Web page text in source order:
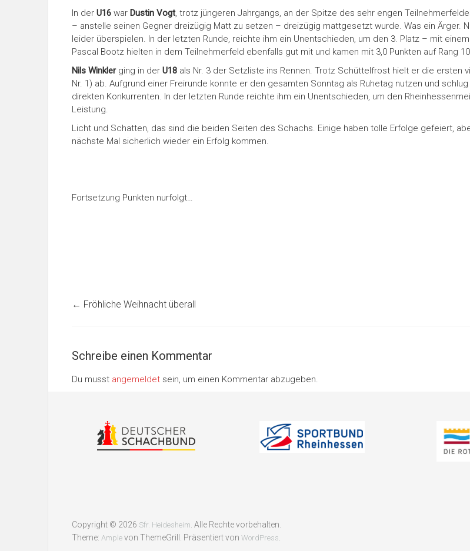
In der U16 war Dustin Vogt, trotz jüngeren Jahrgangs, an der Spitze des sehr engen
– anstelle seinen Gegner dreizügig Matt zu setzen – dreizügig mattgesetzt wurde. Was ein Ärger.
leider überspielen. In der letzten Runde, reichte ihm ein Unentschieden, um den 3. Platz – mit
Pascal Bootz hielten in dem Teilnehmerfeld ebenfalls gut mit und kamen mit 3,0 Punkten auf Rang
Nils Winklerging in der U18 als Nr. 3 der Setzliste ins Rennen. Trotz Schüttelfrost hielt er die ersten
Nr. 1) ab. Aufgrund einer Freirunde konnte er den gesamten Sonntag als Ruhetag nutzen und
direkten Konkurrenten. In der letzten Runde reichte ihm ein Unentschieden, um den
Leistung.
Licht und Schatten, das sind die beiden Seiten des Schachs. Einige haben tolle Erfolge gefeiert,
nächste Mal sicherlich wieder ein Erfolg kommen.
Fortsetzung Punkten nurfolgt…
← Fröhliche Weihnacht überall
Schreibe einen Kommentar
Du musst angemeldet sein, um einen Kommentar abzugeben.
Copyright © 2026 Sfr. Heidesheim . Alle Rechte vorbehalten.
Theme: Ample von ThemeGrill. Präsentiert von WordPress